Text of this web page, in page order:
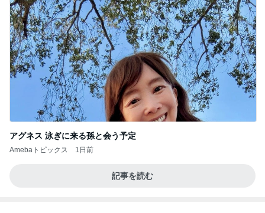
アグネス 泳ぎに来る孫と会う予定
Amebaトピックス 1日前
記事を読む